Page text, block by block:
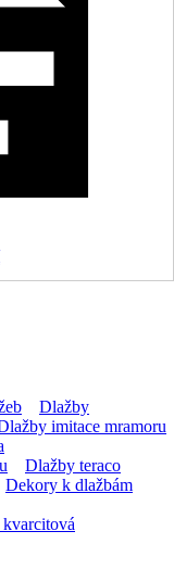
Dlažby
imitace mramoru
Dlažby teraco
Dekory k dlažbám